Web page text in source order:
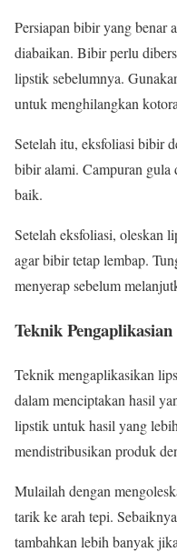
Persiapan bibir yang benar
diabaikan. Bibir perlu
lipstik sebelumnya.
untuk menghilangkan
Setelah itu, eksfoliasi bibir
bibir alami. Campuran gula
baik.
Setelah eksfoliasi, oleskan
agar bibir tetap lembap.
menyerap sebelum
Teknik Pengaplikasian
Teknik mengaplikasikan
dalam menciptakan hasil
lipstik untuk hasil yang
mendistribusikan produk
Mulailah dengan
tarik ke arah tepi.
tambahkan lebih banyak